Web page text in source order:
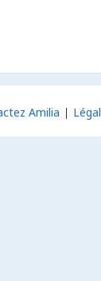
Amilia Légal